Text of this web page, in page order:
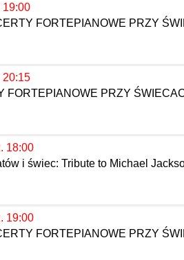
19:00
FORTEPIANOWE PRZY
20:15
FORTEPIANOWE PRZY
18:00
i świec: Tribute to Michael
19:00
FORTEPIANOWE PRZY